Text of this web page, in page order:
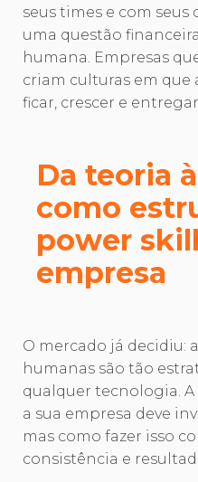
seus times e com seus
uma questão
humana. Empresas
criam culturas em que
ficar, crescer e
Da teoria
como
power
empresa
O mercado já decidiu:
humanas são tão
qualquer tecnologia. A
a sua empresa deve
mas como fazer isso
consistência e